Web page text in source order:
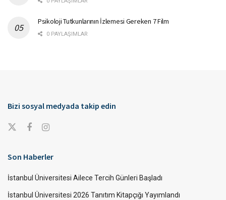
Psikoloji Tutkunlarının İzlemesi Gereken 7 Film
0 PAYLAŞIMLAR
Bizi sosyal medyada takip edin
Son Haberler
İstanbul Üniversitesi Ailece Tercih Günleri Başladı
İstanbul Üniversitesi 2026 Tanıtım Kitapçığı Yayımlandı